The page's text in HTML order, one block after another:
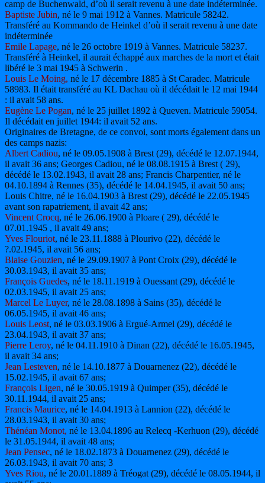
camp de Buchenwald, d’où il serait revenu à une date indéterminée.
Baptiste Jubin, né le 9 mai 1912 à Vannes. Matricule 58242.
Transféré au Kommando de Heinkel d’où il serait revenu à une date
indéterminée
Emile Lapage, né le 26 octobre 1919 à Vannes. Matricule 58237.
Transféré à Heinkel, il aurait échappé aux marches de la mort et était
libéré le 3 mai 1945 à Schwerin .
Louis Le Moing, né le 17 décembre 1885 à St Caradec. Matricule
58983. Il était transféré au KL Dachau où il décédait le 12 mai 1944
: il avait 58 ans.
Eugène Le Pogan, né le 25 juillet 1892 à Queven. Matricule 59054.
Il décédait en juillet 1944: il avait 52 ans.
Originaires de Bretagne, de ce convoi, sont morts également dans un
des camps nazis:
Albert Cadiou, né le 09.05.1908 à Brest (29), décédé le 12.07.1944,
il avait 36 ans; Georges Cadiou, né le 08.08.1915 à Brest ( 29),
décédé le 13.02.1943, il avait 28 ans; Francis Charpentier, né le
04.10.1894 à Rennes (35), décédé le 14.04.1945, il avait 50 ans;
Louis Chitre, né le 16.04.1903 à Brest (29), décédé le 22.05.1945
avant son rapatriement, il avait 42 ans;
Vincent Crocq, né le 26.06.1900 à Ploare ( 29), décédé le
07.01.1945 , il avait 49 ans;
Yves Flouriot, né le 23.11.1888 à Plourivo (22), décédé le
?.02.1945, il avait 56 ans;
Blaise Gouzien, né le 29.09.1907 à Pont Croix (29), décédé le
30.03.1943, il avait 35 ans;
François Guedes, né le 18.11.1919 à Ouessant (29), décédé le
02.03.1945, il avait 25 ans;
Marcel Le Luyer, né le 28.08.1898 à Sains (35), décédé le
06.05.1945, il avait 46 ans;
Louis Leost, né le 03.03.1906 à Ergué-Armel (29), décédé le
23.04.1943, il avait 37 ans;
Pierre Leroy, né le 04.11.1910 à Dinan (22), décédé le 16.05.1945,
il avait 34 ans;
Jean Lesteven, né le 14.10.1877 à Douarnenez (22), décédé le
15.02.1945, il avait 67 ans;
François Ligen, né le 30.05.1919 à Quimper (35), décédé le
30.11.1944, il avait 25 ans;
Francis Maurice, né le 14.04.1913 à Lannion (22), décédé le
28.03.1943, il avait 30 ans;
Thénéan Monot, né le 13.04.1896 au Relecq -Kerhuon (29), décédé
le 31.05.1944, il avait 48 ans;
Jean Pensec, né le 18.02.1873 à Douarnenez (29), décédé le
26.03.1943, il avait 70 ans; 3
Yves Riou, né le 20.01.1889 à Tréogat (29), décédé le 08.05.1944, il